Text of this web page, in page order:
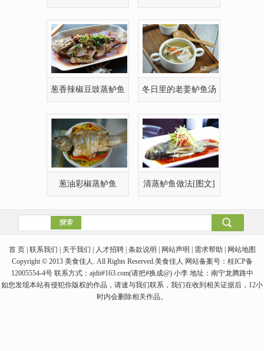
葱香辣椒豆豉蒸鲈鱼 冬日里的老姜鲈鱼汤
葱油彩椒蒸鲈鱼 清蒸鲈鱼做法[图文]
首 页 | 联系我们 | 关于我们 | 人才招聘 | 条款说明 | 网站声明 | 需求帮助 | 网站地图
Copyright © 2013 美食佳人. All Rights Reserved.美食佳人 网站备案号：桂ICP备
12005554-4号 联系方式：ajdii#163.com(请把#换成@) 小李 地址：南宁龙腾路中
如您发现本站有侵犯你版权的作品，请速与我们联系，我们在收到相关证据后，12小
时内会删除相关作品。